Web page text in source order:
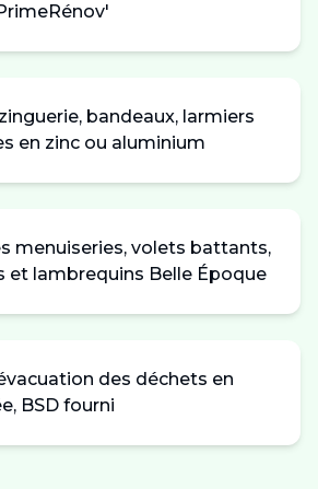
bandeaux, larmiers
en zinc ou aluminium
menuiseries, volets battants,
et lambrequins Belle Époque
des déchets en
BSD fourni